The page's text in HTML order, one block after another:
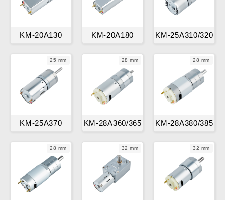
KM-20A130 KM-20A180 KM-25A310/320
25 mm
KM-25A370
28 mm
KM-28A360/365
28 mm
KM-28A380/385
28 mm 32 mm 32 mm